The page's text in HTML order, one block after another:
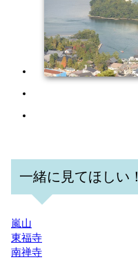
一緒に見てほしい！
嵐山
東福寺
南禅寺